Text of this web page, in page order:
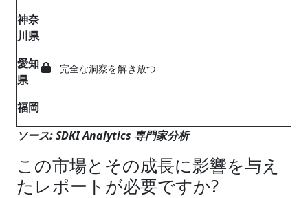
神奈
川県
完全な洞察を解き放つ
愛知
県
福岡
ソース: SDKI Analytics 専門家分析
この市場とその成長に影響を与え
たレポートが必要ですか?